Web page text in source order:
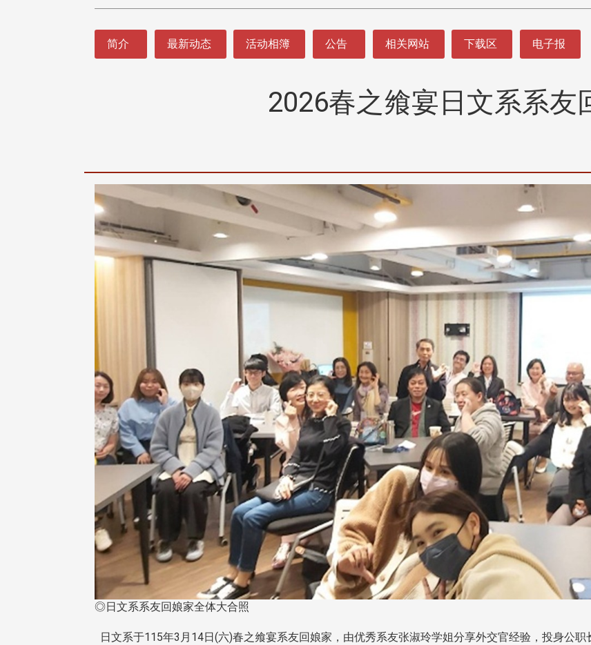
简介 最新动态 活动相簿 公告 相关网站 下载区 电子报
2026春之飨宴日文系系友
◎日文系系友回娘家全体大合照
日文系于115年3月14日(六)春之飨宴系友回娘家，由优秀系友张淑玲学姐分享外交官经验，投身公